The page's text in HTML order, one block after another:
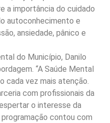
a importância do cuidado
autoconhecimento e
ansiedade, pânico e
do Município, Danilo
“A Saúde Mental
cada vez mais atenção.
com profissionais da
o interesse da
contou com